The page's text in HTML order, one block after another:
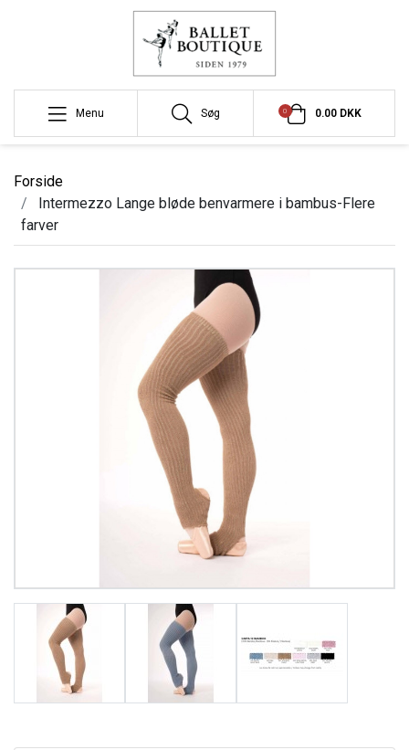
Menu Søg 0 0.00 DKK
Forside
Intermezzo Lange bløde benvarmere i bambus-Flere
farver